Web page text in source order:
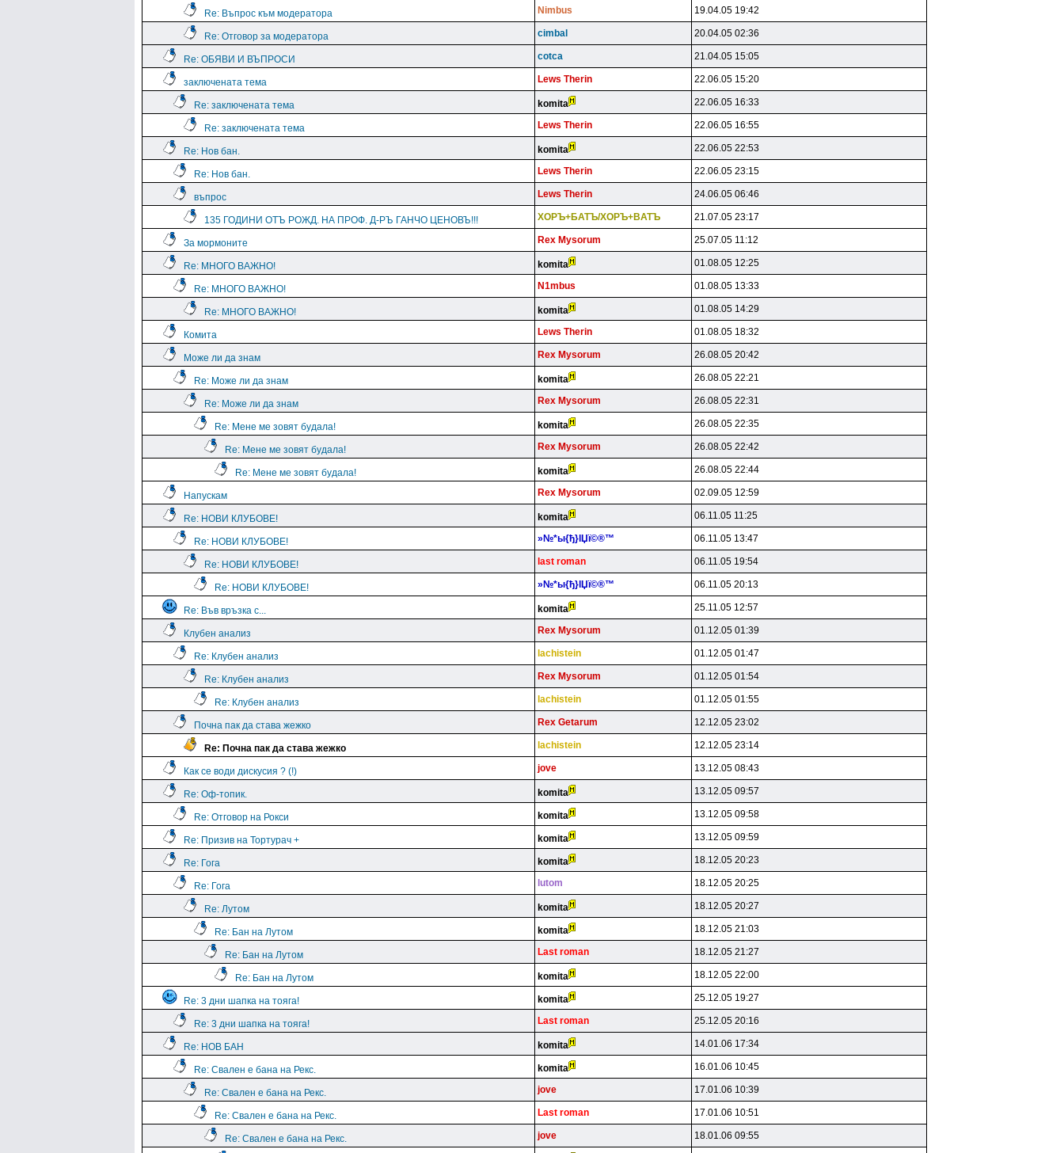
Re: Въпрос към модератора Nimbus 19.04.05 19:42
Re: Отговор за модератора cimbal 20.04.05 02:36
Re: ОБЯВИ И ВЪПРОСИ cotca 21.04.05 15:05
заключената тема Lews Therin 22.06.05 15:20
Re: заключената тема komita 22.06.05 16:33
Re: заключената тема Lews Therin 22.06.05 16:55
Re: Нов бан. komita 22.06.05 22:53
Re: Нов бан. Lews Therin 22.06.05 23:15
въпрос Lews Therin 24.06.05 06:46
135 ГОДИНИ ОТЪ РОЖД. НА ПРОФ. Д-РЪ ГАНЧО ЦЕНОВЪ!!! XOPЪ+БATЪ/XOPЪ+BATЪ 21.07.05 23:17
За мормоните Rex Mysorum 25.07.05 11:12
Re: МНОГО ВАЖНО! komita 01.08.05 12:25
Re: МНОГО ВАЖНО! N1mbus 01.08.05 13:33
Re: МНОГО ВАЖНО! komita 01.08.05 14:29
Комита Lews Therin 01.08.05 18:32
Може ли да знам Rex Mysorum 26.08.05 20:42
Re: Може ли да знам komita 26.08.05 22:21
Re: Може ли да знам Rex Mysorum 26.08.05 22:31
Re: Мене ме зовят будала! komita 26.08.05 22:35
Re: Мене ме зовят будала! Rex Mysorum 26.08.05 22:42
Re: Мене ме зовят будала! komita 26.08.05 22:44
Напускам Rex Mysorum 02.09.05 12:59
Re: НОВИ КЛУБОВЕ! komita 06.11.05 11:25
Re: НОВИ КЛУБОВЕ! »№*ы{ђ}lЏї©®™ 06.11.05 13:47
Re: НОВИ КЛУБОВЕ! last roman 06.11.05 19:54
Re: НОВИ КЛУБОВЕ! »№*ы{ђ}lЏї©®™ 06.11.05 20:13
Re: Във връзка с... komita 25.11.05 12:57
Клубен анализ Rex Mysorum 01.12.05 01:39
Re: Клубен анализ lachistein 01.12.05 01:47
Re: Клубен анализ Rex Mysorum 01.12.05 01:54
Re: Клубен анализ lachistein 01.12.05 01:55
Почна пак да става жежко Rex Getarum 12.12.05 23:02
Re: Почна пак да става жежко lachistein 12.12.05 23:14
Как се води дискусия ? (!) jove 13.12.05 08:43
Re: Оф-топик. komita 13.12.05 09:57
Re: Отговор на Рокси komita 13.12.05 09:58
Re: Призив на Тортурач + komita 13.12.05 09:59
Re: Гога komita 18.12.05 20:23
Re: Гога lutom 18.12.05 20:25
Re: Лутом komita 18.12.05 20:27
Re: Бан на Лутом komita 18.12.05 21:03
Re: Бан на Лутом Last roman 18.12.05 21:27
Re: Бан на Лутом komita 18.12.05 22:00
Re: 3 дни шапка на тояга! komita 25.12.05 19:27
Re: 3 дни шапка на тояга! Last roman 25.12.05 20:16
Re: НОВ БАН komita 14.01.06 17:34
Re: Свален е бана на Рекс. komita 16.01.06 10:45
Re: Свален е бана на Рекс. jove 17.01.06 10:39
Re: Свален е бана на Рекс. Last roman 17.01.06 10:51
Re: Свален е бана на Рекс. jove 18.01.06 09:55